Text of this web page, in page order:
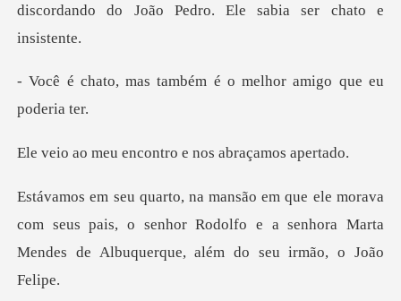
discordando do João Ped
ambém é o melhor amig
ncontro e nos abr
com seus pais, o senhor Rodolfo e a senhora Marta
Men